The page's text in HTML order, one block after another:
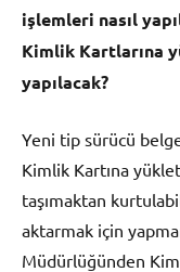
işlemleri nasıl
Kimlik Kartlarına
yapılacak?
Yeni tip sürücü
Kimlik Kartına
taşımaktan
aktarmak için
Müdürlüğünden